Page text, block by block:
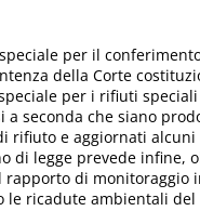
per il
della Corte
per i rifiuti
seconda che siano
rifiuto e aggiornati
di legge prevede infine,
di
ricadute ambientali del